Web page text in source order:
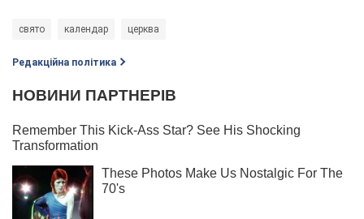
свято календар церква
Редакційна політика